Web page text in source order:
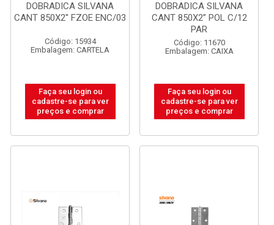
DOBRADICA SILVANA
CANT 850X2'' FZOE ENC/03
Código: 15934
Embalagem: CARTELA
Faça seu login ou
cadastre-se para ver
preços e comprar
DOBRADICA SILVANA
CANT 850X2” POL C/12
PAR
Código: 11670
Embalagem: CAIXA
Faça seu login ou
cadastre-se para ver
preços e comprar